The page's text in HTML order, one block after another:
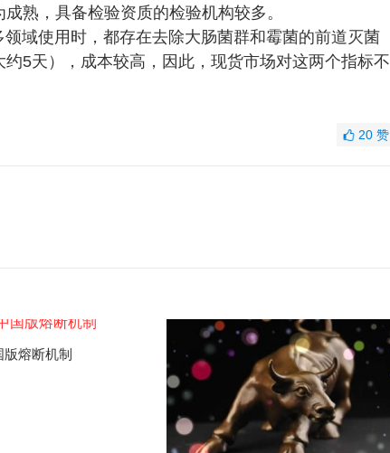
熟，具备检验资质的检验机构较多。
域使用时，都存在去除大肠菌群和霉菌的前道灭菌
5天），成本较高，因此，现货市场对这两个指标不
20 赞
熔断机制